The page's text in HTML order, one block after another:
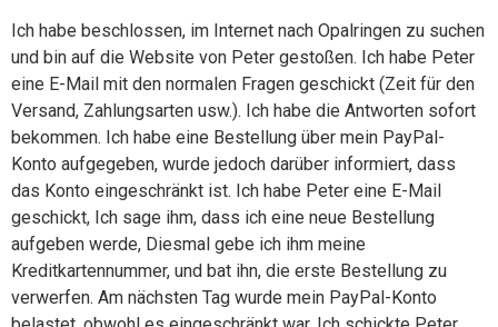
Ich habe beschlossen, im Internet nach Opalringen zu suchen
und bin auf die Website von Peter gestoßen. Ich habe Peter
eine E-Mail mit den normalen Fragen geschickt (Zeit für den
Versand, Zahlungsarten usw.). Ich habe die Antworten sofort
bekommen. Ich habe eine Bestellung über mein PayPal-
Konto aufgegeben, wurde jedoch darüber informiert, dass
das Konto eingeschränkt ist. Ich habe Peter eine E-Mail
geschickt, Ich sage ihm, dass ich eine neue Bestellung
aufgeben werde, Diesmal gebe ich ihm meine
Kreditkartennummer, und bat ihn, die erste Bestellung zu
verwerfen. Am nächsten Tag wurde mein PayPal-Konto